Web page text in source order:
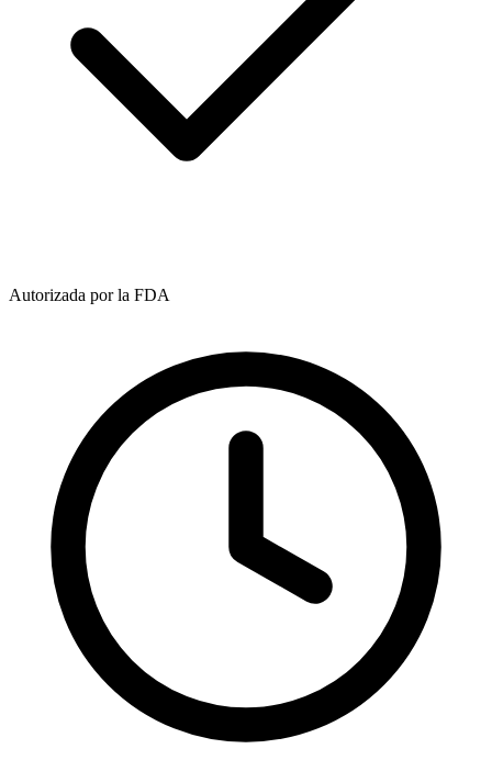
Autorizada por la FDA